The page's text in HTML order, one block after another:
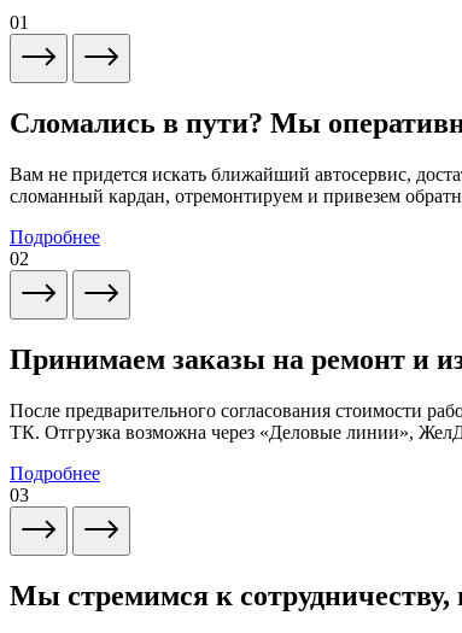
01
Сломались в пути? Мы
Вам не придется искать ближайший автосервис,
сломанный кардан, отремонтируем и привезем
Подробнее
02
Принимаем заказы на ремонт и
После предварительного согласования стоимости
ТК. Отгрузка возможна через «Деловые линии»,
Подробнее
03
Мы стремимся к сотрудничеству,